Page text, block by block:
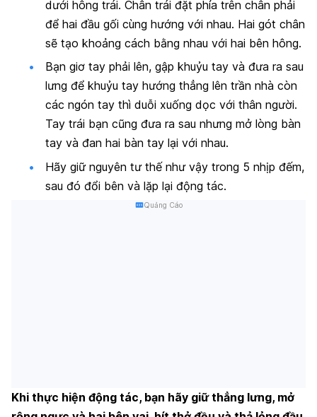
dưới hông trái. Chân trái đặt phía trên chân phải
để hai đầu gối cùng hướng với nhau. Hai gót chân
sẽ tạo khoảng cách bằng nhau với hai bên hông.
Bạn giơ tay phải lên, gập khuỷu tay và đưa ra sau
lưng để khuỷu tay hướng thẳng lên trần nhà còn
các ngón tay thì duỗi xuống dọc với thân người.
Tay trái bạn cũng đưa ra sau nhưng mở lòng bàn
tay và đan hai bàn tay lại với nhau.
Hãy giữ nguyên tư thế như vậy trong 5 nhịp đếm,
sau đó đổi bên và lặp lại động tác.
Quảng Cáo
Khi thực hiện động tác, bạn hãy giữ thẳng lưng, mở